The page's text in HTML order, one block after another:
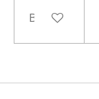
Bekijk details